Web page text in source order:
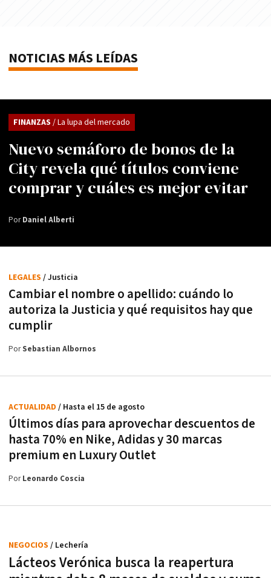
NOTICIAS MÁS LEÍDAS
Nuevo semáforo de bonos de la
City revela qué títulos conviene
comprar y cuáles es mejor evitar
FINANZAS / La lupa del mercado
PorDaniel Alberti
Cambiar el nombre o apellido: cuándo lo
autoriza la Justicia y qué requisitos hay que
cumplir
LEGALES / Justicia
PorSebastian Albornos
Últimos días para aprovechar descuentos de
hasta 70% en Nike, Adidas y 30 marcas
premium en Luxury Outlet
ACTUALIDAD / Hasta el 15 de agosto
PorLeonardo Coscia
Lácteos Verónica busca la reapertura
NEGOCIOS / Lechería